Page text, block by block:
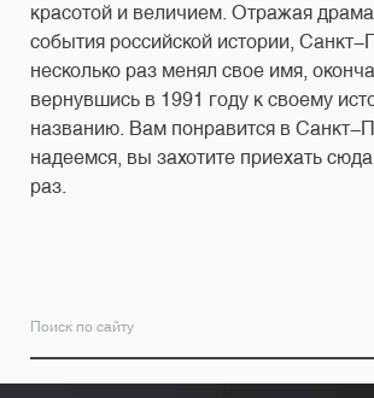
красотой и величием. Отражая
события российской истории, Санкт-
несколько раз менял свое имя,
вернувшись в 1991 году к своему
названию. Вам понравится в Санкт-
надеемся, вы захотите приехать
раз.